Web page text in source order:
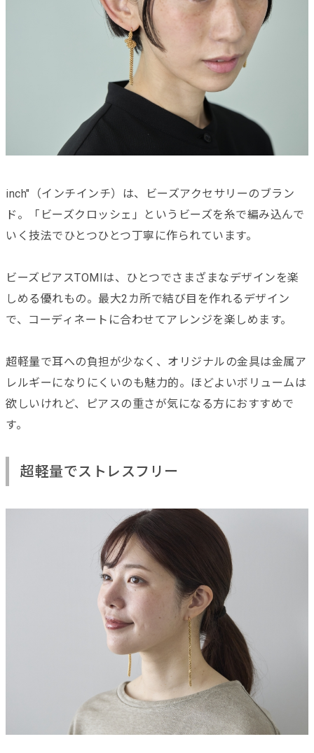
inch"（インチインチ）は、ビーズアクセサリーのブラン
ド。「ビーズクロッシェ」というビーズを糸で編み込んで
いく技法でひとつひとつ丁寧に作られています。
ビーズピアスTOMIは、ひとつでさまざまなデザインを楽
しめる優れもの。最大2カ所で結び目を作れるデザイン
で、コーディネートに合わせてアレンジを楽しめます。
超軽量で耳への負担が少なく、オリジナルの金具は金属ア
レルギーになりにくいのも魅力的。ほどよいボリュームは
欲しいけれど、ピアスの重さが気になる方におすすめで
す。
超軽量でストレスフリー